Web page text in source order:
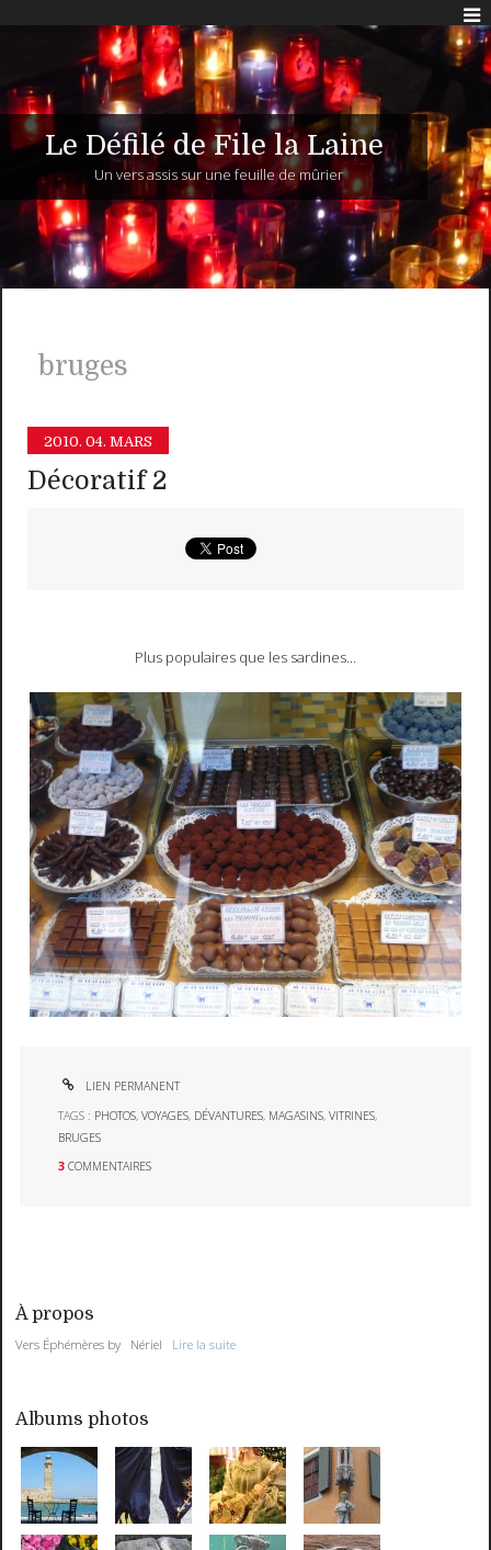
Le Défilé de File la Laine
Un vers assis sur une feuille de mûrier
bruges
2010. 04. MARS
Décoratif 2
Plus populaires que les sardines...
LIEN PERMANENT
TAGS : PHOTOS,VOYAGES, DÉVANTURES, MAGASINS,VITRINES,
BRUGES
3 COMMENTAIRES
À propos
Vers Éphémères by Nériel Lire la suite
Albums photos